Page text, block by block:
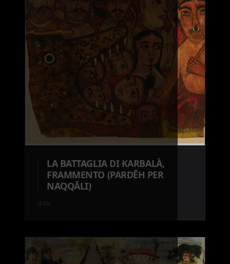
LA BATTAGLIA DI KARBALÀ,
FRAMMENTO (PARDĒH PER
NAQQĀLI)
IRAN